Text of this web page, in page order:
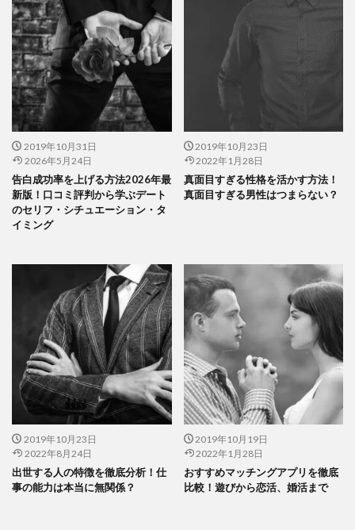
2019年10月31日
2026年5月24日
告白成功率を上げる方法2026年最
新版！口コミ評判から学ぶデート
のセリフ・シチュエーション・タ
イミング
2019年10月23日
2022年1月28日
真面目すぎる性格を活かす方法！
真面目すぎる男性はつまらない？
2019年10月23日
2022年8月24日
出世する人の特徴を徹底分析！仕
事の能力は本当に無関係？
2019年10月19日
2022年1月28日
おすすめマッチングアプリを徹底
比較！遊びから恋活、婚活まで